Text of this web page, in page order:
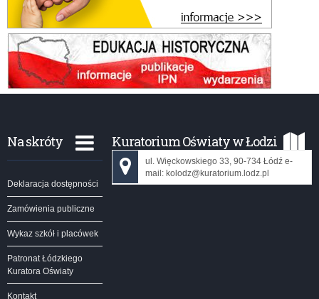
Na skróty
Deklaracja dostępności
Zamówienia publiczne
Wykaz szkół i placówek
Patronat Łódzkiego
Kuratora Oświaty
Kontakt
Kuratorium Oświaty w Łodzi
ul. Więckowskiego 33, 90-734 Łódź e-
mail: kolodz@kuratorium.lodz.pl